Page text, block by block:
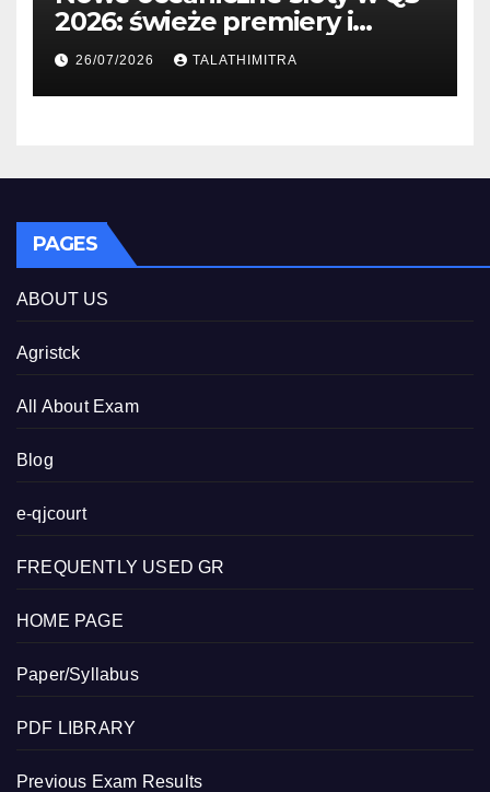
2026: świeże premiery i
studia
26/07/2026 TALATHIMITRA
PAGES
ABOUT US
Agristck
All About Exam
Blog
e-qjcourt
FREQUENTLY USED GR
HOME PAGE
Paper/Syllabus
PDF LIBRARY
Previous Exam Results